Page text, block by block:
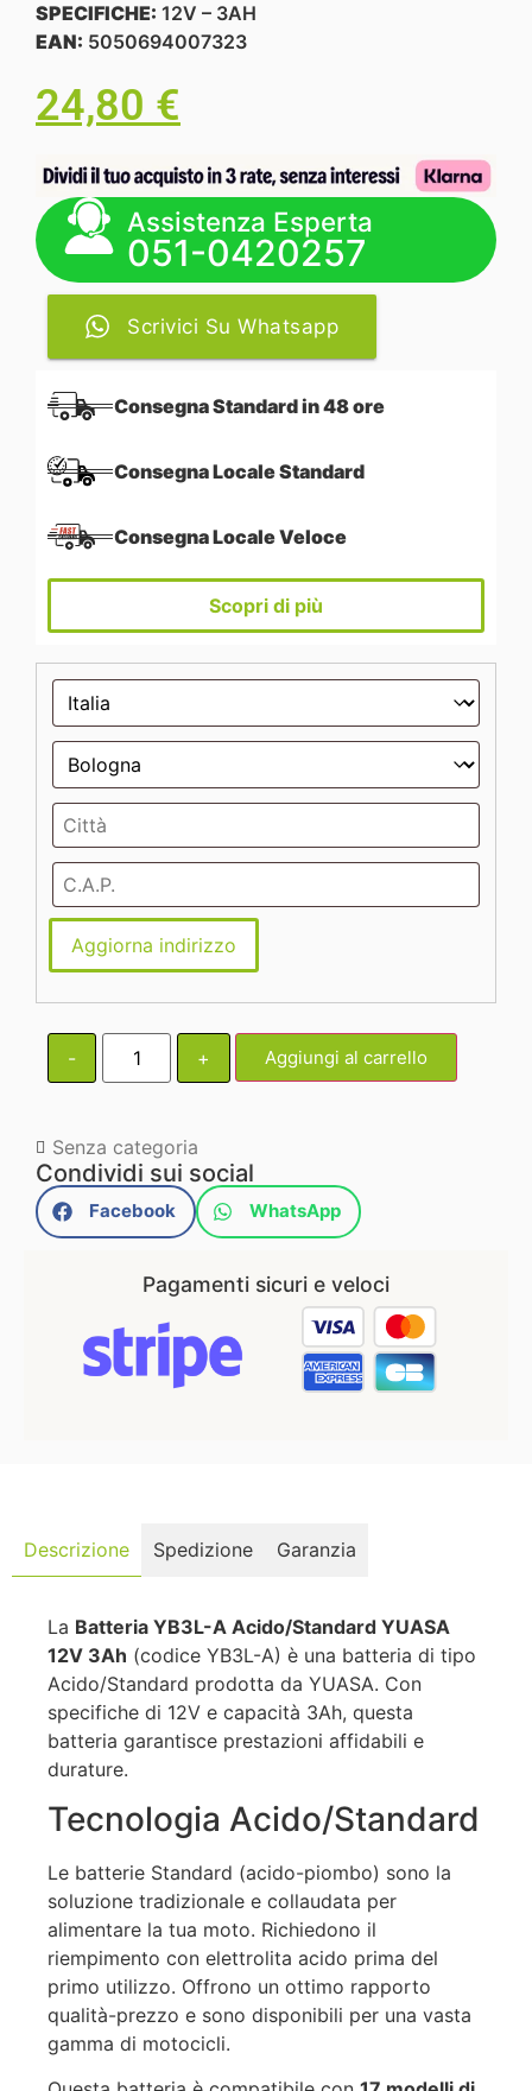
SPECIFICHE: 12V – 3AH
EAN: 5050694007323
24,80 €
Assistenza Esperta
051-0420257
Scrivici Su Whatsapp
Consegna Standard in 48 ore
Consegna Locale Standard
Consegna Locale Veloce
Scopri di più
Aggiorna indirizzo
- + Aggiungi al carrello
Senza categoria
Condividi sui social
Facebook WhatsApp
Pagamenti sicuri e veloci
Descrizione Spedizione Garanzia
La Batteria YB3L-A Acido/Standard YUASA
12V 3Ah (codice YB3L-A) è una batteria di tipo
Acido/Standard prodotta da YUASA. Con
specifiche di 12V e capacità 3Ah, questa
batteria garantisce prestazioni affidabili e
durature.
Tecnologia Acido/Standard
Le batterie Standard (acido-piombo) sono la
soluzione tradizionale e collaudata per
alimentare la tua moto. Richiedono il
riempimento con elettrolita acido prima del
primo utilizzo. Offrono un ottimo rapporto
qualità-prezzo e sono disponibili per una vasta
gamma di motocicli.